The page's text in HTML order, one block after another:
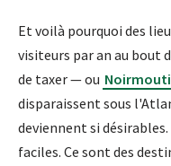
Et voilà pourquoi des
visiteurs par an au bout
de taxer — ou
disparaissent sous
deviennent si
faciles. Ce sont des